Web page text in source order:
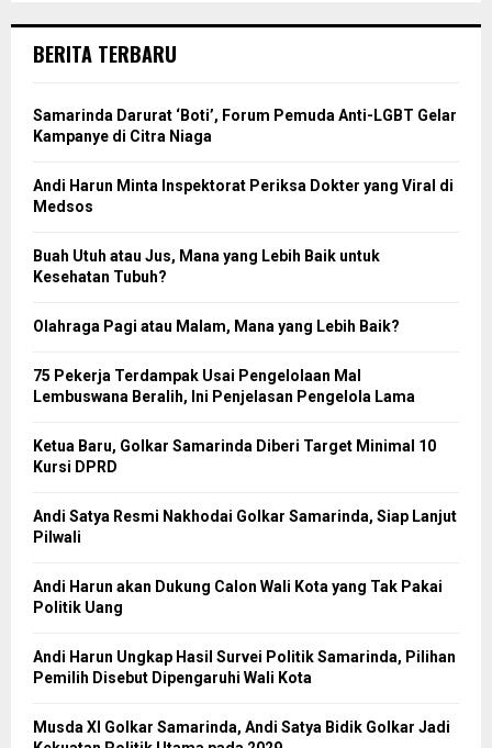
BERITA TERBARU
Samarinda Darurat ‘Boti’, Forum Pemuda Anti-LGBT Gelar
Kampanye di Citra Niaga
Andi Harun Minta Inspektorat Periksa Dokter yang Viral di
Medsos
Buah Utuh atau Jus, Mana yang Lebih Baik untuk
Kesehatan Tubuh?
Olahraga Pagi atau Malam, Mana yang Lebih Baik?
75 Pekerja Terdampak Usai Pengelolaan Mal
Lembuswana Beralih, Ini Penjelasan Pengelola Lama
Ketua Baru, Golkar Samarinda Diberi Target Minimal 10
Kursi DPRD
Andi Satya Resmi Nakhodai Golkar Samarinda, Siap Lanjut
Pilwali
Andi Harun akan Dukung Calon Wali Kota yang Tak Pakai
Politik Uang
Andi Harun Ungkap Hasil Survei Politik Samarinda, Pilihan
Pemilih Disebut Dipengaruhi Wali Kota
Musda XI Golkar Samarinda, Andi Satya Bidik Golkar Jadi